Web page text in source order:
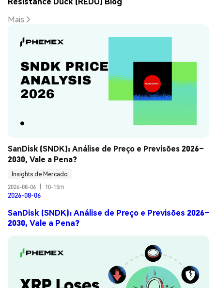
Mais
SanDisk (SNDK): Análise de Preço e Previsões 2026–
2030, Vale a Pena?
Insights de Mercado
2026-08-06
10-15m
2026-08-06
SanDisk (SNDK): Análise de Preço e Previsões 2026–
2030, Vale a Pena?